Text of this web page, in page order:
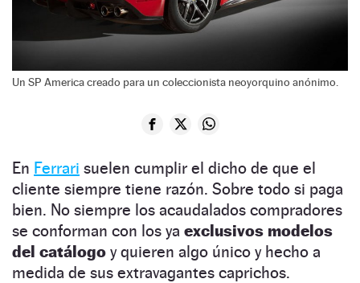
Un SP America creado para un coleccionista neoyorquino anónimo.
En Ferrari suelen cumplir el dicho de que el
cliente siempre tiene razón. Sobre todo si paga
bien. No siempre los acaudalados compradores
se conforman con los ya exclusivos modelos
del catálogo y quieren algo único y hecho a
medida de sus extravagantes caprichos.